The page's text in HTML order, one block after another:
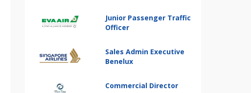
Junior Passenger Traffic
Officer
Sales Admin Executive
Benelux
Commercial Director